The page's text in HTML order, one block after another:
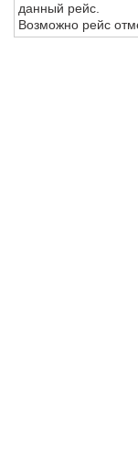
данный рейс.
Возможно рейс